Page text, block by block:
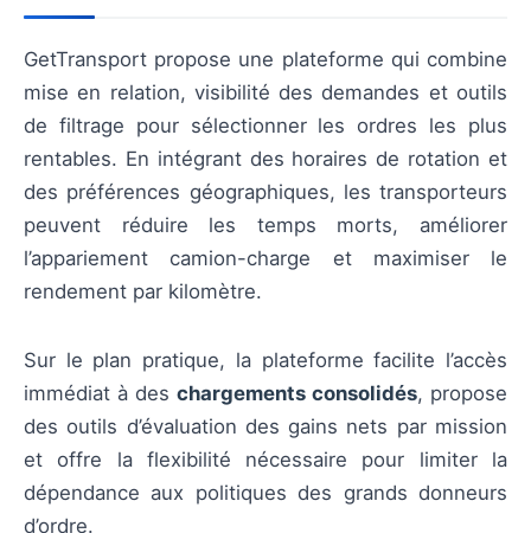
GetTransport propose une plateforme qui combine
mise en relation, visibilité des demandes et outils
de filtrage pour sélectionner les ordres les plus
rentables. En intégrant des horaires de rotation et
des préférences géographiques, les transporteurs
peuvent réduire les temps morts, améliorer
l’appariement camion-charge et maximiser le
rendement par kilomètre.
Sur le plan pratique, la plateforme facilite l’accès
immédiat à des chargements consolidés, propose
des outils d’évaluation des gains nets par mission
et offre la flexibilité nécessaire pour limiter la
dépendance aux politiques des grands donneurs
d’ordre.